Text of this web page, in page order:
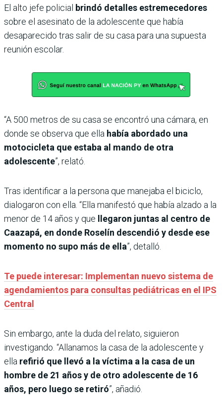
El alto jefe policial brindó detalles estremecedores
sobre el asesinato de la adolescente que había
desaparecido tras salir de su casa para una supuesta
reunión escolar.
“A 500 metros de su casa se encontró una cámara, en
donde se observa que ella había abordado una
motocicleta que estaba al mando de otra
adolescente”, relató.
Tras identificar a la persona que manejaba el biciclo,
dialogaron con ella. “Ella manifestó que había alzado a la
menor de 14 años y que
llegaron juntas al centro de
Caazapá, en donde Roselín descendió y desde ese
momento no supo más de ella”, detalló.
Te puede interesar: Implementan nuevo sistema de
agendamientos para consultas pediátricas en el IPS
Central
Sin embargo, ante la duda del relato, siguieron
investigando. “Allanamos la casa de la adolescente y
ella refirió que llevó a la víctima a la casa de un
hombre de 21 años y de otro adolescente de 16
años, pero luego se retiró”, añadió.